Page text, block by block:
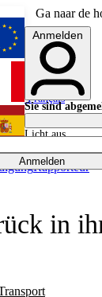
Ga naar de
Anmelden
Rapporteur
English
Français
Anmelden
Sie sind
Licht aus
in